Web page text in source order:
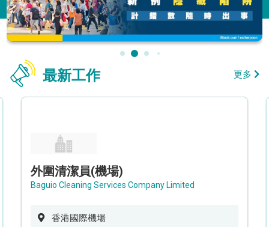
最新工作 更多
外圍清潔員(機場)
Baguio Cleaning Services Company Limited
香港國際機場